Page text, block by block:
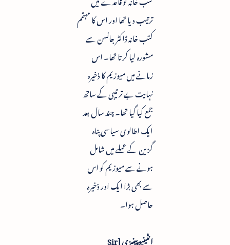
ترتیب دیا تھا اور اس کا مہتمم
کتب خانہ ڈاکٹر جانسن سے
مشورہ لیا کرتا تھا۔ اس
زمانے میں میوزیم کا ذخیرہ
نہایت بے ترتیبی کے ساتھ
جمع کیا گیا تھا۔ چند سال بعد
ایک اطالوی سیاسی پناہ
گزین کے عملے میں شامل
ہونے سے میوزیم کو اس
سے بھی بڑا ایک اور ذخیرہ
حاصل ہوا۔
انٹینیو پینیزی [Sir